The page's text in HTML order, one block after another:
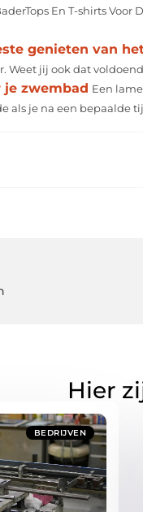
En T-shirts
genieten van
Weet jij ook dat
je zwembad Een
als je na een bepaalde
Hier
BEDRIJVEN